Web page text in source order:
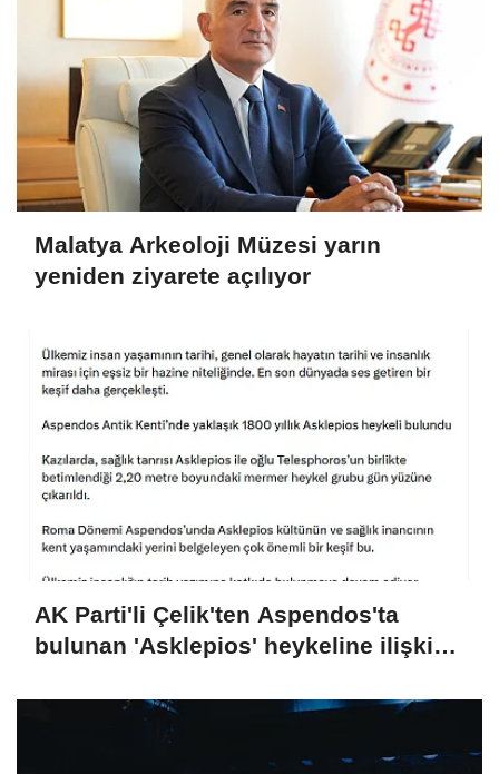
Malatya Arkeoloji Müzesi yarın
yeniden ziyarete açılıyor
AK Parti'li Çelik'ten Aspendos'ta
bulunan 'Asklepios' heykeline ilişkin